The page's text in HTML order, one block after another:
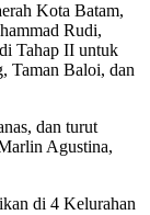
Kota Batam,
Rudi,
Tahap II untuk
Taman Baloi, dan
dan turut
Agustina,
di 4 Kelurahan